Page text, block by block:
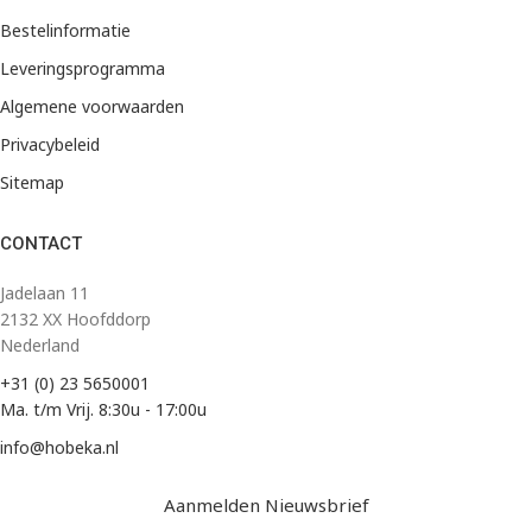
Bestelinformatie
Leveringsprogramma
Algemene voorwaarden
Privacybeleid
Sitemap
CONTACT
Jadelaan 11
2132 XX Hoofddorp
Nederland
+31 (0) 23 5650001
Ma. t/m Vrij. 8:30u - 17:00u
info@hobeka.nl
Aanmelden Nieuwsbrief